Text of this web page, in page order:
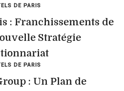
DE PARIS
: Franchissements de
Stratégie
DE PARIS
: Un Plan de